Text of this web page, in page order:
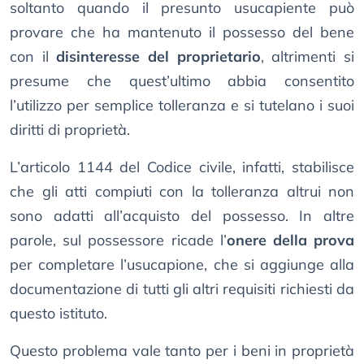
soltanto quando il presunto usucapiente può
provare che ha mantenuto il possesso del bene
con ildisinteresse del proprietario, altrimenti si
presume che quest’ultimo abbia consentito
l’utilizzo per semplice tolleranza e si tutelano i suoi
diritti di proprietà.
L’articolo 1144 del Codice civile, infatti, stabilisce
che gli atti compiuti con la tolleranza altrui non
sono adatti all’acquisto del possesso. In altre
parole, sul possessore ricade l’onere della prova
per completare l’usucapione, che si aggiunge alla
documentazione di tutti gli altri requisiti richiesti da
questo istituto.
Questo problema vale tanto per i beni in proprietà